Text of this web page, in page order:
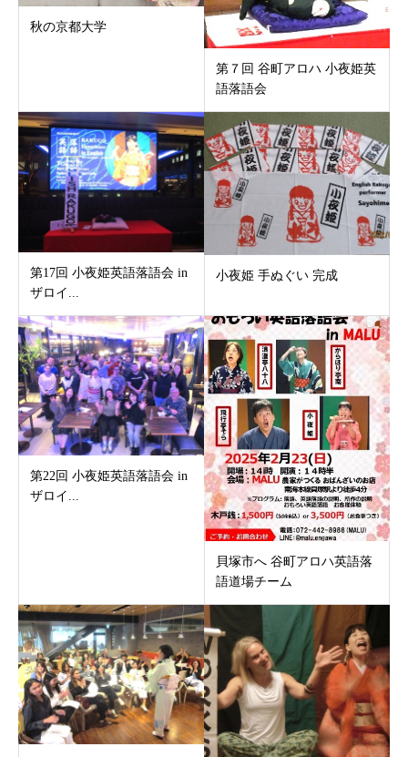
秋の京都大学
第７回 谷町アロハ 小夜姫英
語落語会
第17回 小夜姫英語落語会 in
ザロイ...
小夜姫 手ぬぐい 完成
第22回 小夜姫英語落語会 in
ザロイ...
貝塚市へ 谷町アロハ英語落
語道場チーム